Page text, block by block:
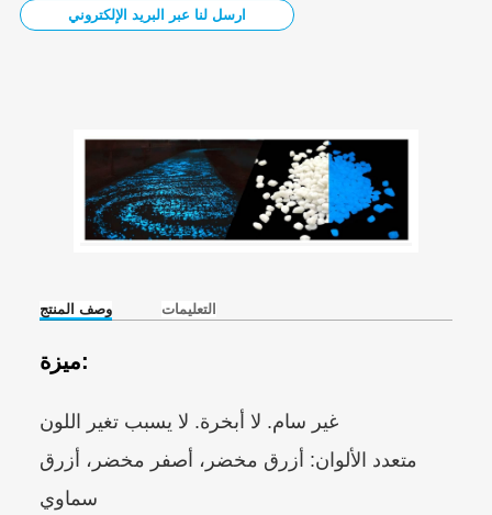
ارسل لنا عبر البريد الإلكتروني
وصف المنتج التعليمات
ميزة:
غير سام. لا أبخرة. لا يسبب تغير اللون
متعدد الألوان: أزرق مخضر، أصفر مخضر، أزرق
سماوي